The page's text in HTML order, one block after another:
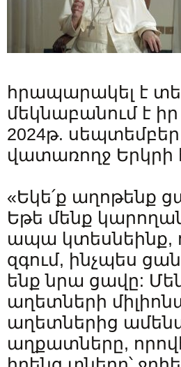
հրապարակել է
մեկնաբանում է
2024թ.
վատառողջ Երկրի
«Եկե՛ք աղոթենք
Եթե մենք
ապա կտեսնեինք,
զգում, ինչպես
ենք նրա ցավը:
աղետների
աղետներից
աղքատները,